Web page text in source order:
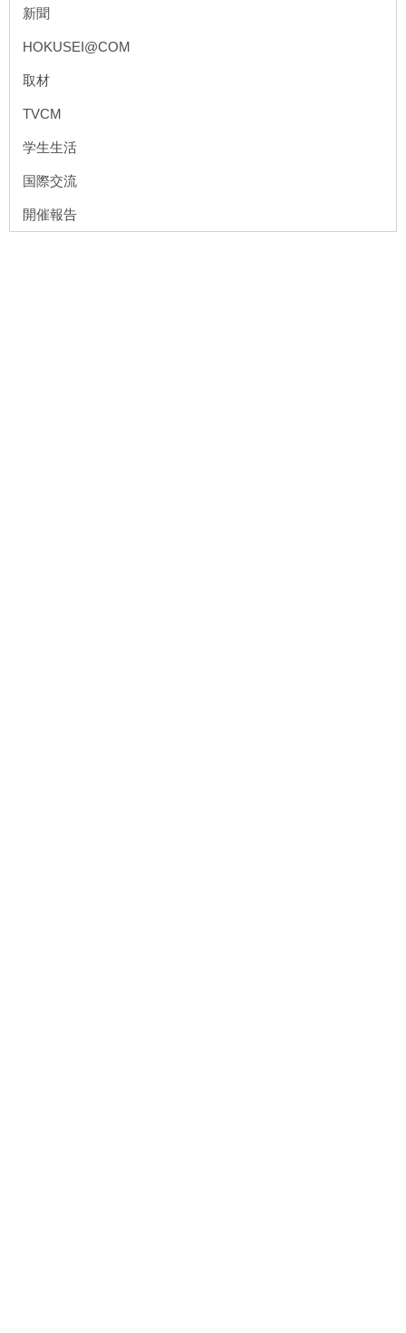
新聞
HOKUSEI@COM
取材
TVCM
学生生活
国際交流
開催報告